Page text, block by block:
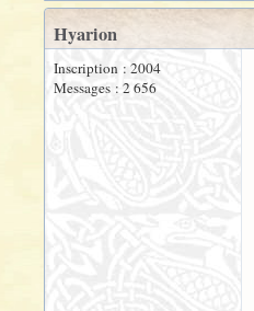
Hyarion
Inscription : 2004
Messages : 2 656